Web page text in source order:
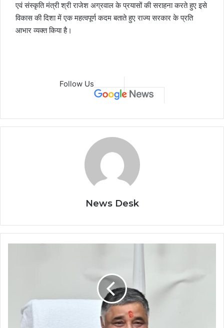
एवं संस्कृति मंत्री श्री राजेश अग्रवाल के प्रयासों की सराहना करते हुए इसे
विकास की दिशा में एक महत्वपूर्ण कदम बताते हुए राज्य सरकार के प्रति
आभार व्यक्त किया है।
Follow Us
News Desk